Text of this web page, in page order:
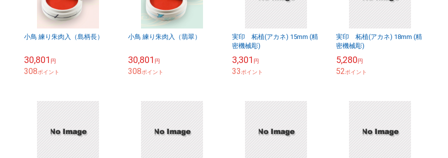
小鳥 練り朱肉入（島柄長）
30,801 円
308ポイント
小鳥 練り朱肉入（翡翠）
30,801 円
308ポイント
実印 柘植(アカネ) 15mm (精
密機械彫)
3,301 円
33ポイント
実印 柘植(アカネ) 18mm (精
密機械彫)
5,280円
52ポイント